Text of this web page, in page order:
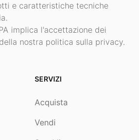
e caratteristiche tecniche
implica l'accettazione dei
nostra politica sulla privacy.
SERVIZI
Acquista
Vendi